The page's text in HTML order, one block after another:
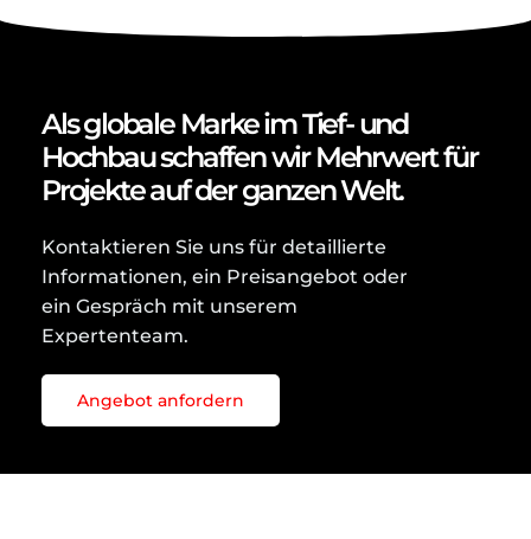
Als globale Marke im Tief- und
Hochbau schaffen wir Mehrwert für
Projekte auf der ganzen Welt.
Kontaktieren Sie uns für detaillierte
Informationen, ein Preisangebot oder
ein Gespräch mit unserem
Expertenteam.
Angebot anfordern